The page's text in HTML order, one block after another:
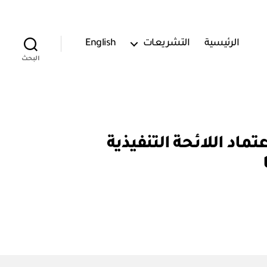
الرئيسية التشريعات English
البحث
البشرية والتنمية الاجتماعية: قرار رقم (١٢٠٢٧٩) اعتماد اللائحة التنفيذية